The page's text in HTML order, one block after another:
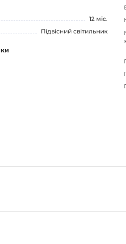
довговічність і
покупців.
вашому
12 міс.
Підвісний світильник